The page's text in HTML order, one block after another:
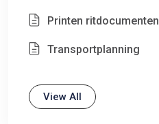
Printen ritdocumenten
Transportplanning
View All